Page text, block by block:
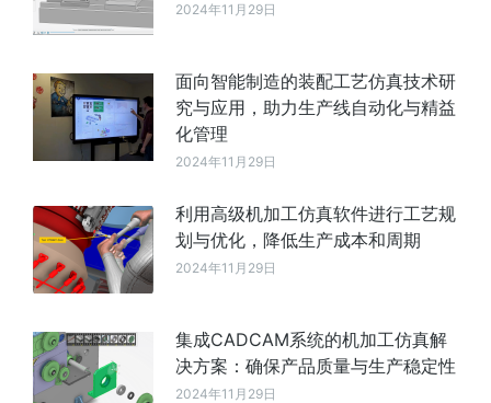
2024年11月29日
面向智能制造的装配工艺仿真技术研
究与应用，助力生产线自动化与精益
化管理
2024年11月29日
利用高级机加工仿真软件进行工艺规
划与优化，降低生产成本和周期
2024年11月29日
集成CADCAM系统的机加工仿真解
决方案：确保产品质量与生产稳定性
2024年11月29日